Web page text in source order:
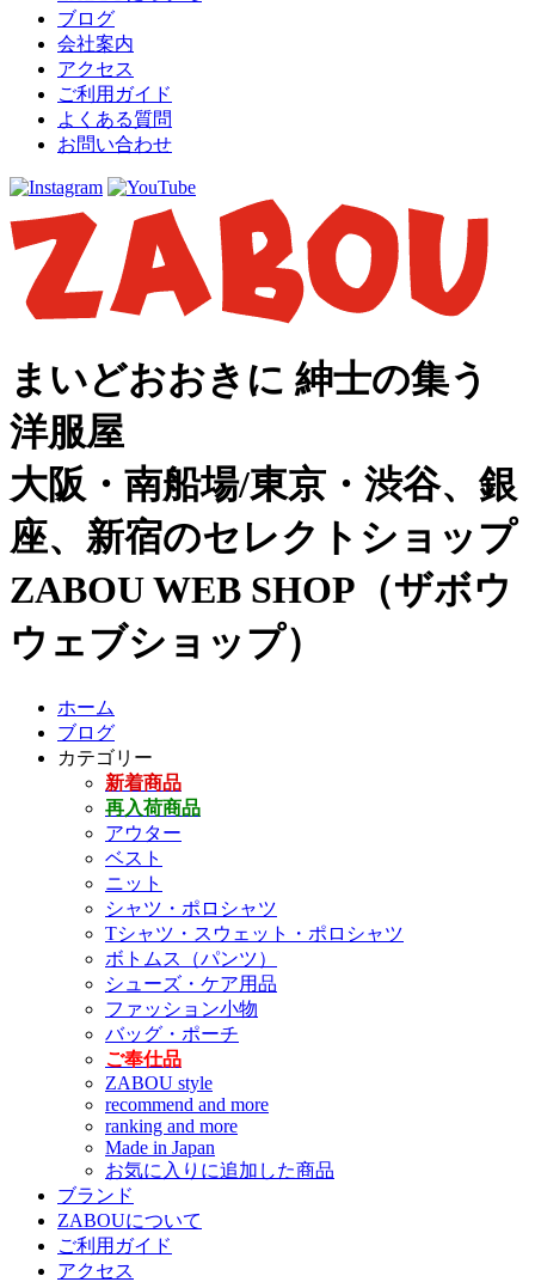
ブログ
会社案内
アクセス
ご利用ガイド
よくある質問
お問い合わせ
まいどおおきに 紳士の集う
洋服屋
大阪・南船場/東京・渋谷、銀
座、新宿のセレクトショップ
ZABOU WEB SHOP（ザボウ
ウェブショップ）
ホーム
ブログ
カテゴリー
新着商品
再入荷商品
アウター
ベスト
ニット
シャツ・ポロシャツ
Tシャツ・スウェット・ポロシャツ
ボトムス（パンツ）
シューズ・ケア用品
ファッション小物
バッグ・ポーチ
ご奉仕品
ZABOU style
recommend and more
ranking and more
Made in Japan
お気に入りに追加した商品
ブランド
ZABOUについて
ご利用ガイド
アクセス